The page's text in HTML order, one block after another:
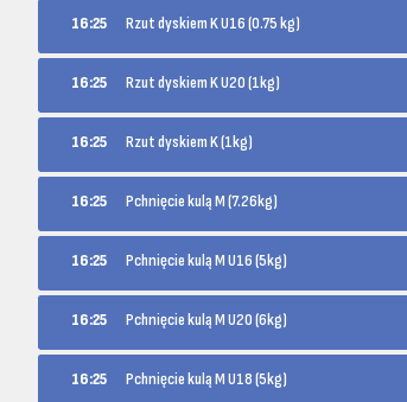
16:25 Rzut dyskiem K U16 (0.75 kg)
16:25 Rzut dyskiem K U20 (1kg)
16:25 Rzut dyskiem K (1kg)
16:25 Pchnięcie kulą M (7.26kg)
16:25 Pchnięcie kulą M U16 (5kg)
16:25 Pchnięcie kulą M U20 (6kg)
16:25 Pchnięcie kulą M U18 (5kg)